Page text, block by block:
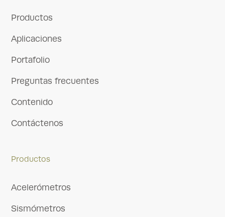
Productos
Aplicaciones
Portafolio
Preguntas frecuentes
Contenido
Contáctenos
Productos
Acelerómetros
Sismómetros